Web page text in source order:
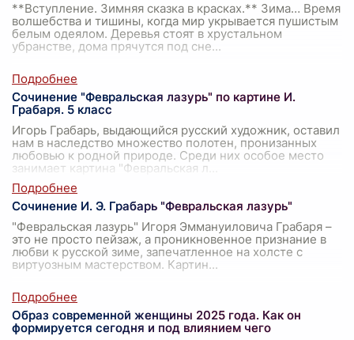
**Вступление. Зимняя сказка в красках.** Зима… Время
волшебства и тишины, когда мир укрывается пушистым
белым одеялом. Деревья стоят в хрустальном
убранстве, дома прячутся под сне...
Сочинение "Февральская лазурь" по картине И.
Грабаря. 5 класс
Игорь Грабарь, выдающийся русский художник, оставил
нам в наследство множество полотен, пронизанных
любовью к родной природе. Среди них особое место
занимает картина "Февральская л
Сочинение И. Э. Грабарь "Февральская лазурь"
"Февральская лазурь" Игоря Эммануиловича Грабаря –
это не просто пейзаж, а проникновенное признание в
любви к русской зиме, запечатленное на холсте с
виртуозным мастерством. Картин...
Образ современной женщины 2025 года. Как он
формируется сегодня и под влиянием чего